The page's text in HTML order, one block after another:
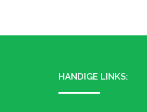
HANDIGE LINKS: